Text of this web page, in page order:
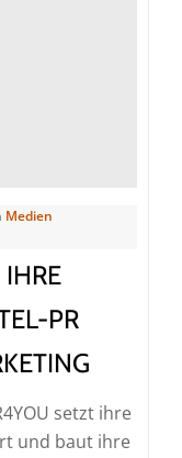
Medien
PR
setzt ihre
und baut ihre